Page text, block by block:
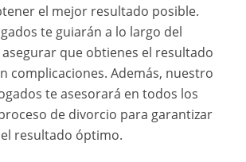
el mejor resultado posible.
te guiarán a lo largo del
que obtienes el resultado
complicaciones. Además, nuestro
te asesorará en todos los
de divorcio para garantizar
resultado óptimo.